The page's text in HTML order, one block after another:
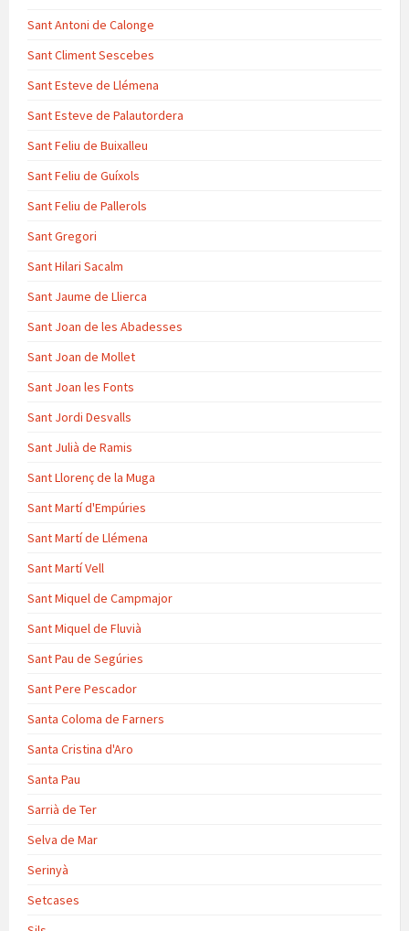
Sant Antoni de Calonge
Sant Climent Sescebes
Sant Esteve de Llémena
Sant Esteve de Palautordera
Sant Feliu de Buixalleu
Sant Feliu de Guíxols
Sant Feliu de Pallerols
Sant Gregori
Sant Hilari Sacalm
Sant Jaume de Llierca
Sant Joan de les Abadesses
Sant Joan de Mollet
Sant Joan les Fonts
Sant Jordi Desvalls
Sant Julià de Ramis
Sant Llorenç de la Muga
Sant Martí d'Empúries
Sant Martí de Llémena
Sant Martí Vell
Sant Miquel de Campmajor
Sant Miquel de Fluvià
Sant Pau de Segúries
Sant Pere Pescador
Santa Coloma de Farners
Santa Cristina d'Aro
Santa Pau
Sarrià de Ter
Selva de Mar
Serinyà
Setcases